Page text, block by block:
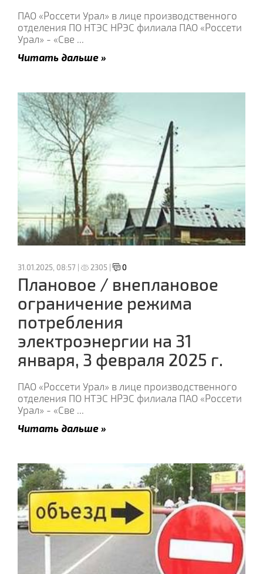
ПАО «Россети Урал» в лице производственного
отделения ПО НТЭС НРЭС филиала ПАО «Россети
Урал» - «Све ...
Читать дальше »
31.01.2025, 08:57 | 2305 | 0
Плановое / внеплановое
ограничение режима
потребления
электроэнергии на 31
января, 3 февраля 2025 г.
ПАО «Россети Урал» в лице производственного
отделения ПО НТЭС НРЭС филиала ПАО «Россети
Урал» - «Све ...
Читать дальше »